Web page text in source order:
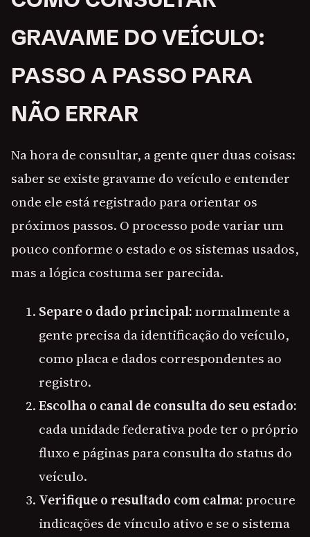
GRAVAME DO VEÍCULO:
PASSO A PASSO PARA
NÃO ERRAR
Na hora de consultar, a gente quer duas coisas:
saber se existe gravame do veículo e entender
onde ele está registrado para orientar os
próximos passos. O processo pode variar um
pouco conforme o estado e os sistemas usados,
mas a lógica costuma ser parecida.
Separe o dado principal:normalmente a
gente precisa da identificação do veículo,
como placa e dados correspondentes ao
registro.
Escolha o canal de consulta do seu estado:
cada unidade federativa pode ter o próprio
fluxo e páginas para consulta do status do
veículo.
Verifique o resultado com calma:procure
indicações de vínculo ativo e se o sistema